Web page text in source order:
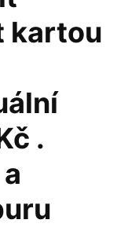
kartou
.